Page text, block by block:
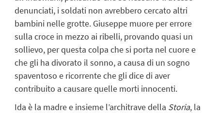
denunciati, i soldati non avrebbero cercato altri
bambini nelle grotte. Giuseppe muore per errore
sulla croce in mezzo ai ribelli, provando quasi un
sollievo, per questa colpa che si porta nel cuore e
che gli ha divorato il sonno, a causa di un sogno
spaventoso e ricorrente che gli dice di aver
contribuito a causare quelle morti innocenti.
Ida è la madre e insieme l’architrave della Storia, la